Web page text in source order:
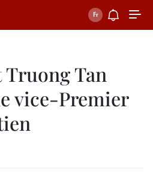
Tan
vice-Premier